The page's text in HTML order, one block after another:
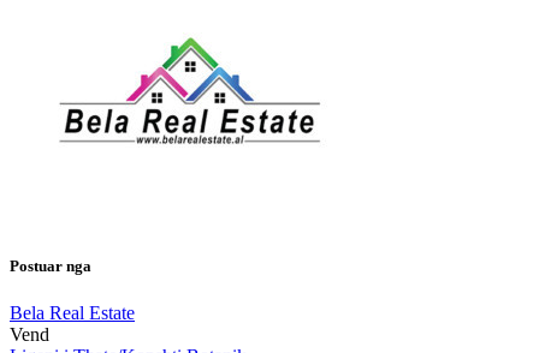
Postuar nga
Bela Real Estate
Vend